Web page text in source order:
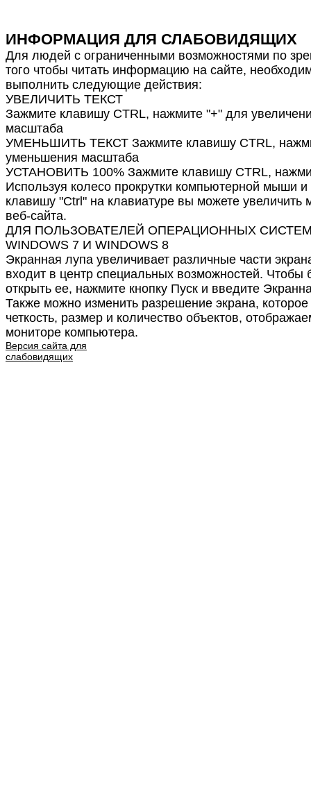
ИНФОРМАЦИЯ ДЛЯ СЛАБОВИДЯЩИХ
Для людей с ограниченными возможностями по
того чтобы читать информацию на сайте,
выполнить следующие действия:
УВЕЛИЧИТЬ ТЕКСТ
Зажмите клавишу CTRL, нажмите "+" для
масштаба
УМЕНЬШИТЬ ТЕКСТ Зажмите клавишу CTRL,
уменьшения масштаба
УСТАНОВИТЬ 100% Зажмите клавишу CTRL,
Используя колесо прокрутки компьютерной мыши
клавишу "Ctrl" на клавиатуре вы можете увеличить
веб-сайта.
ДЛЯ ПОЛЬЗОВАТЕЛЕЙ ОПЕРАЦИОННЫХ
WINDOWS 7 И WINDOWS 8
Экранная лупа увеличивает различные части
входит в центр специальных возможностей. Чтобы
открыть ее, нажмите кнопку Пуск и введите
Также можно изменить разрешение экрана,
четкость, размер и количество объектов,
мониторе компьютера.
Версия сайта для
слабовидящих